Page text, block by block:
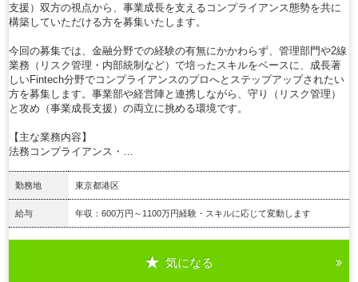
支援）双方の視点から、事業成長を支えるコンプライアンス態勢を共に
構築していただける方を募集いたします。
今回の募集では、金融分野での経験の有無にかかわらず、管理部門や2線
業務（リスク管理・内部統制など）で培ったスキルをベースに、成長著
しいFintech分野でコンプライアンスのプロへとステップアップされたい
方を募集します。事業部や経営陣と連携しながら、守り（リスク管理）
と攻め（事業成長支援）の両立に挑める環境です。
【主な業務内容】
法務コンプライアンス・…
勤務地 東京都港区
給与 年収：600万円～1100万円経験・スキルに応じて変動します
気になる